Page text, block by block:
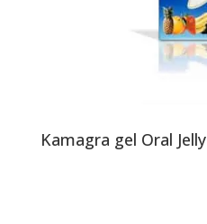
Kamagra gel Oral Jelly